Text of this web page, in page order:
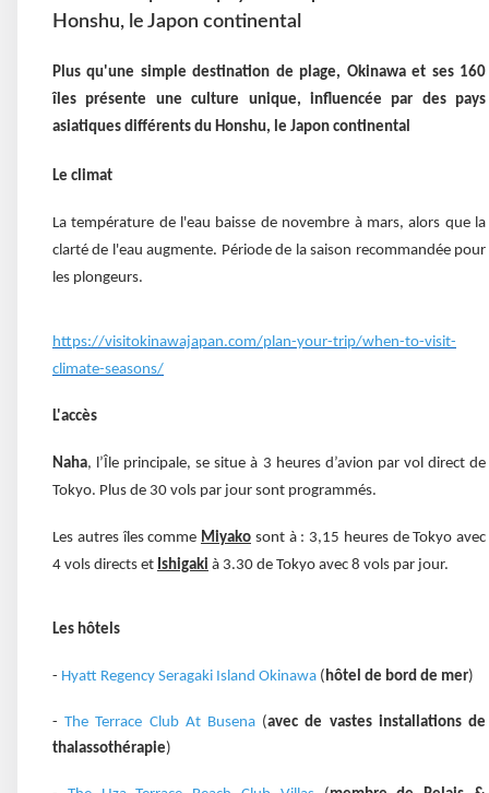
Honshu, le Japon continental
Plus qu'une simple destination de plage, Okinawa et ses 160
îles présente une culture unique, influencée par des pays
asiatiques différents du Honshu, le Japon continental
Le climat
La température de l'eau baisse de novembre à mars, alors que la
clarté de l'eau augmente. Période de la saison recommandée pour
les plongeurs.
https://visitokinawajapan.com/plan-your-trip/when-to-visit-
climate-seasons/
L'accès
Naha, l’Île principale, se situe à 3 heures d’avion par vol direct de
Tokyo. Plus de 30 vols par jour sont programmés.
Les autres îles comme Miyako sont à : 3,15 heures de Tokyo avec
4 vols directs et Ishigaki à 3.30 de Tokyo avec 8 vols par jour.
Les hôtels
- Hyatt Regency Seragaki Island Okinawa (hôtel de bord de mer)
-The Terrace Club At Busena (avec de vastes installations de
thalassothérapie)